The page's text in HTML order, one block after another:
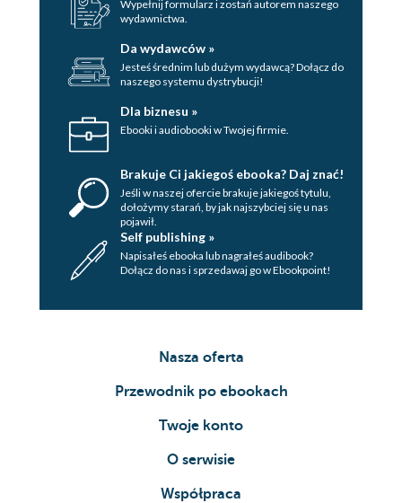
Wypełnij formularz i zostań autorem naszego
wydawnictwa.
Da wydawców »
Jesteś średnim lub dużym wydawcą? Dołącz do
naszego systemu dystrybucji!
Dla biznesu »
Ebooki i audiobooki w Twojej firmie.
Brakuje Ci jakiegoś ebooka? Daj znać!
Jeśli w naszej ofercie brakuje jakiegoś tytulu,
dołożymy starań, by jak najszybciej się u nas
pojawił.
Self publishing »
Napisałeś ebooka lub nagrałeś audibook?
Dołącz do nas i sprzedawaj go w Ebookpoint!
Nasza oferta
Przewodnik po ebookach
Twoje konto
O serwisie
Współpraca